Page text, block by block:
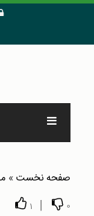
صفحه نخست»
0
|
1